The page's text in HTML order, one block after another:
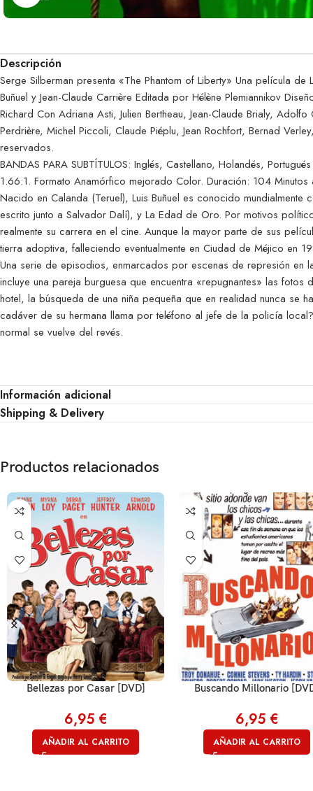
Descripción
Serge Silberman presenta «The Phantom of Liberty» Una película
Buñuel y Jean-Claude Carrière Editada por Hélène Plemiannikov
Richard Con Adriana Asti, Julien Bertheau, Jean-Claude Brialy,
Perdrière, Michel Piccoli, Claude Piéplu, Jean Rochfort, Bernad
reservados.
BANDAS PARA SUBTÍTULOS: Inglés, Castellano, Holandés,
1.66:1. Formato Anamórfico mejorado Color. Duración: 104
Nacido en Calanda (Teruel), Luis Buñuel es conocido
escrito junto a Salvador Dalí), y La Edad de Oro. Por motivos
realmente su carrera en el cine. Aunque la mayor parte de sus
tierra adoptiva, falleciendo eventualmente en Ciudad de Méjico en
Una serie de episodios, enmarcados por escenas de represión
incluye una pareja burguesa que encuentra «repugnantes» las
hotel, la búsqueda de una niña pequeña que en realidad nunca se
cadáver de su hermana llama por teléfono al jefe de la policía
normal se vuelve del revés.
Información adicional
Shipping & Delivery
Productos relacionados
Bellezas por Casar [DVD]
6,95 €
AÑADIR AL CARRITO
Buscando Millonario
6,95 €
AÑADIR AL CARRITO